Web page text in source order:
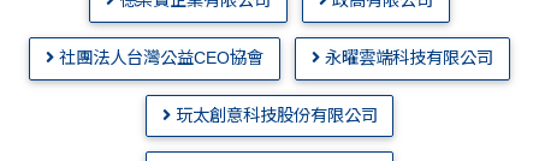
社團法人台灣公益CEO協會 永曜雲端科技有限公司
玩太創意科技股份有限公司